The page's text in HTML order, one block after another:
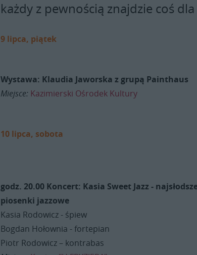
każdy z pewnością znajdzie coś
9 lipca, piątek
Wystawa: Klaudia Jaworska z grupą Painthaus
Miejsce: Kazimierski Ośrodek Kultury
10 lipca, sobota
godz. 20.00 Koncert: Kasia Sweet Jazz -
piosenki jazzowe
Kasia Rodowicz - śpiew
Bogdan Hołownia - fortepian
Piotr Rodowicz – kontrabas